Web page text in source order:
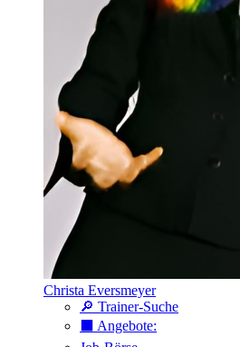
Christa Eversmeyer
🔎 Trainer-Suche
⬛️ Angebote: